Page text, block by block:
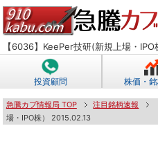
【6036】KeePer技研(新規上場・IPO
投資顧問 株価・
急騰カブ情報局 TOP 注目銘柄速報
場・IPO株） 2015.02.13